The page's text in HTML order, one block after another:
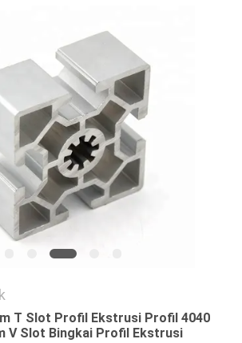
T Slot Profil Ekstrusi Profil 4040
V Slot Bingkai Profil Ekstrusi